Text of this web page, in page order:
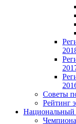
Советы
Рейтинг
Национальный